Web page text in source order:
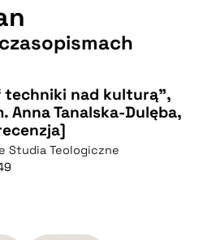
techniki nad kulturą”,
Anna Tanalska-Dulęba,
Studia Teologiczne